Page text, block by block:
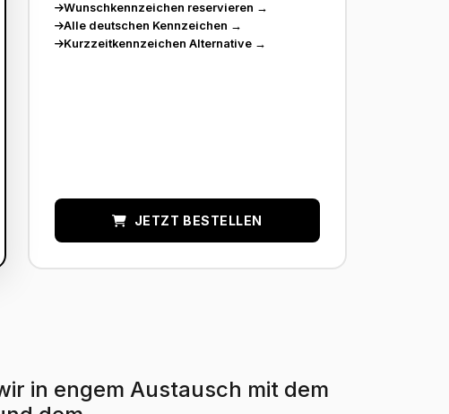
Wunschkennzeichen reservieren →
Alle deutschen Kennzeichen →
Kurzzeitkennzeichen Alternative →
JETZT BESTELLEN
in engem Austausch mit dem